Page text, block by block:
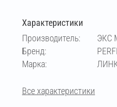
кремово-бежевый
кремово-жёлтый
Характеристики
Производитель:
ЭКС
Бренд:
Марка:
Все характеристики